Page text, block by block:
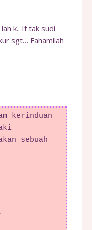
k.. If tak sudi
sgt… Fahamilah
kerinduan
sebuah